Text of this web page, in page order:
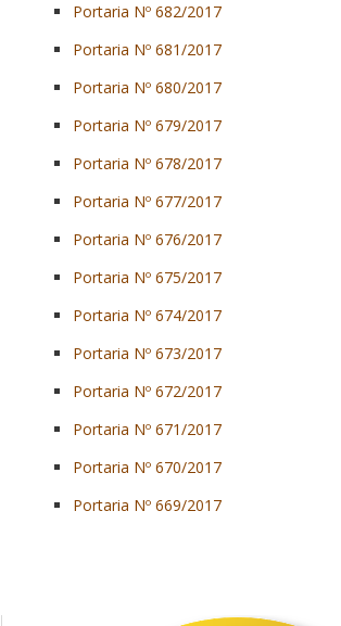
Portaria Nº 682/2017
Portaria Nº 681/2017
Portaria Nº 680/2017
Portaria Nº 679/2017
Portaria Nº 678/2017
Portaria Nº 677/2017
Portaria Nº 676/2017
Portaria Nº 675/2017
Portaria Nº 674/2017
Portaria Nº 673/2017
Portaria Nº 672/2017
Portaria Nº 671/2017
Portaria Nº 670/2017
Portaria Nº 669/2017